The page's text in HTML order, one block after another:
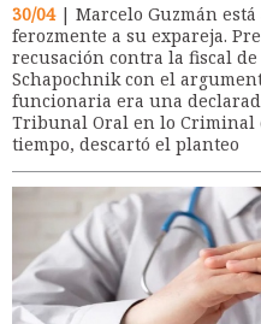
30/04| Marcelo Guzmán está
ferozmente a su expareja.
recusación contra la fiscal
Schapochnik con el
funcionaria era una
Tribunal Oral en lo Criminal
tiempo, descartó el planteo